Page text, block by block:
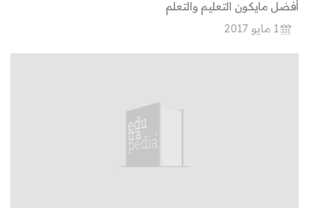
أفضل مايكون التعليم والتعلم
1 مايو 2017